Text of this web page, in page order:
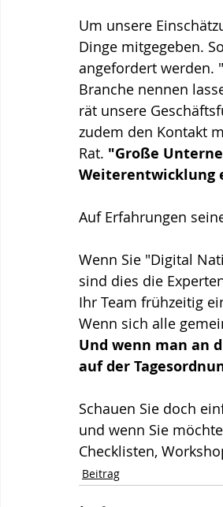
Um unsere
Dinge mitgegeben.
angefordert werden.
Branche nennen
rät unsere
zudem den Kontakt
Rat. "Große
Weiterentwicklung
Auf Erfahrungen
Wenn Sie "Digital
sind dies die
Ihr Team frühzeitig
Wenn sich alle
Und wenn man an
auf der
Schauen Sie doch
und wenn Sie
Checklisten,
Beitrag